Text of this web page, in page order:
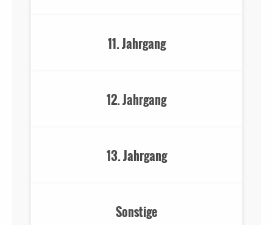
11. Jahrgang
12. Jahrgang
13. Jahrgang
Sonstige